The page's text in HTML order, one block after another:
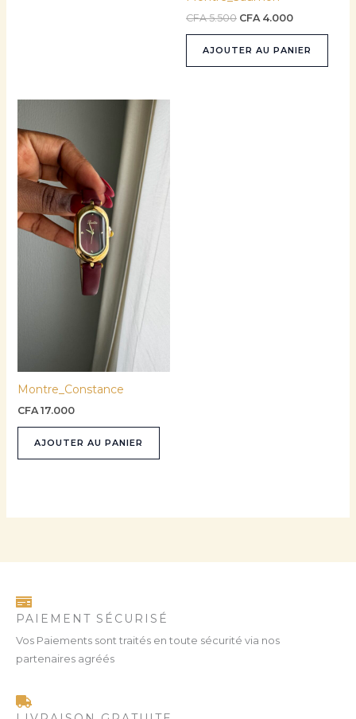
CFA5.500 CFA4.000
AJOUTER AU PANIER
Montre_Constance
CFA17.000
AJOUTER AU PANIER
PAIEMENT SÉCURISÉ
Vos Paiements sont traités en toute sécurité via nos
partenaires agréés